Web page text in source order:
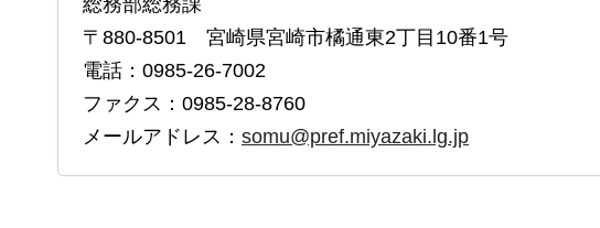
総務部総務課
〒880-8501 宮崎県宮崎市橘通東2丁目10番1号
電話：0985-26-7002
ファクス：0985-28-8760
メールアドレス： somu@pref.miyazaki.lg.jp